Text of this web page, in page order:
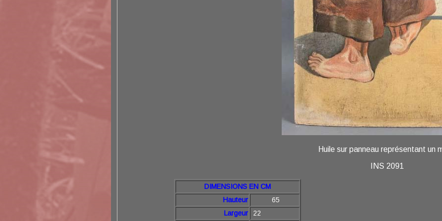
Huile sur panneau représentant un
INS 2091
DIMENSIONS EN CM
Hauteur
65
Largeur
22